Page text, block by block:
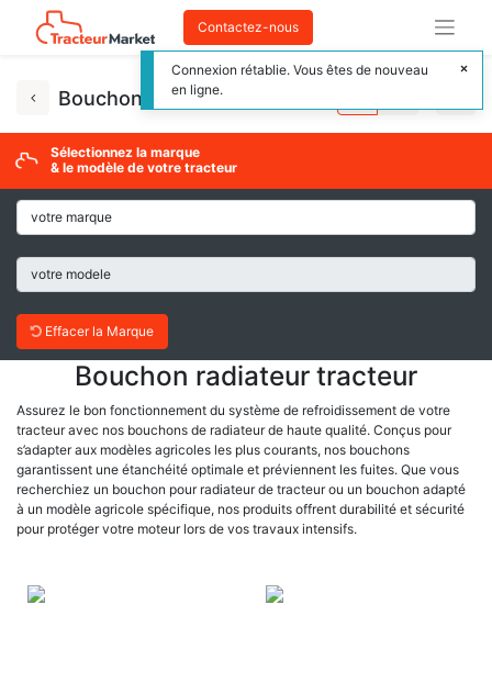
Contactez-nous
Bouchon radiateur tracteur
Sélectionnez la marque
& le modèle de votre tracteur
Effacer la Marque
Bouchon radiateur tracteur
Assurez le bon fonctionnement du système de refroidissement de votre
tracteur avec nos bouchons de radiateur de haute qualité. Conçus pour
s’adapter aux modèles agricoles les plus courants, nos bouchons
garantissent une étanchéité optimale et préviennent les fuites. Que vous
recherchiez un bouchon pour radiateur de tracteur ou un bouchon adapté
à un modèle agricole spécifique, nos produits offrent durabilité et sécurité
pour protéger votre moteur lors de vos travaux intensifs.
Connexion rétablie. Vous êtes de nouveau
en ligne.